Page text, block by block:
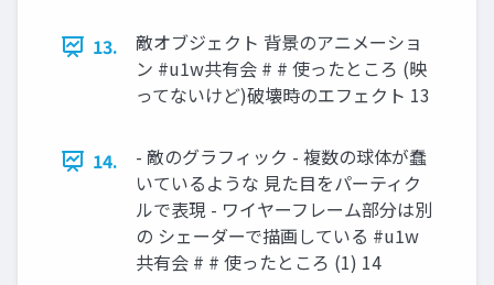
13.
敵オブジェクト 背景のアニメーショ
ン #u1w共有会 # # 使ったところ (映
ってないけど)破壊時のエフェクト 13
14.
- 敵のグラフィック - 複数の球体が蠢
いているような 見た目をパーティク
ルで表現 - ワイヤーフレーム部分は別
の シェーダーで描画している #u1w
共有会 # # 使ったところ (1) 14